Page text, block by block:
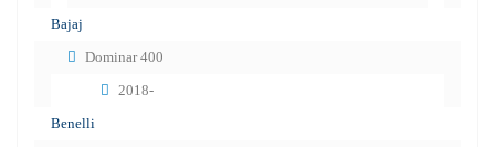
Bajaj
Dominar 400
2018-
Benelli